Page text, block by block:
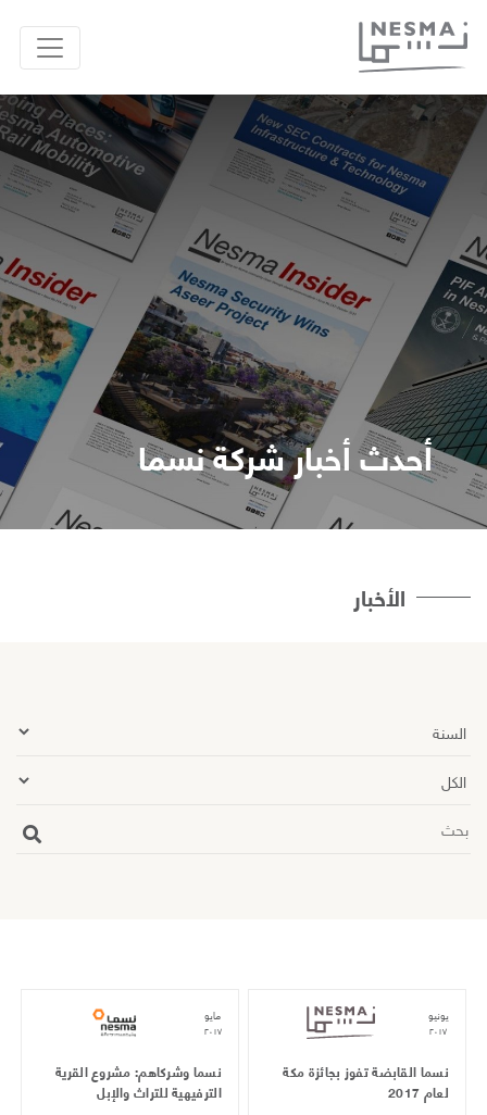
أحدث أخبار شركة نسما
الأخبار
يونيو
نسما القابضة تفوز بجائزة مكة
لعام 2017
نسما وشركاهم: مشروع القرية
الترفيهية للتراث والإبل